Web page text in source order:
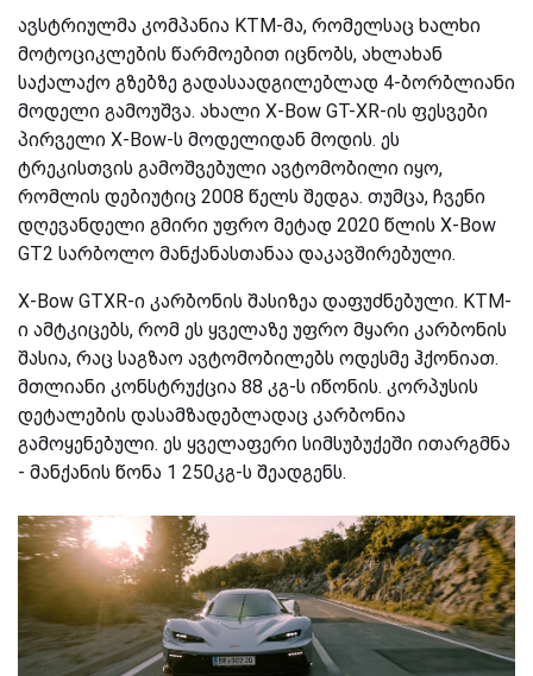
ავსტრიულმა კომპანია KTM-მა, რომელსაც ხალხი
მოტოციკლების წარმოებით იცნობს, ახლახან
საქალაქო გზებზე გადასაადგილებლად 4-ბორბლიანი
მოდელი გამოუშვა. ახალი X-Bow GT-XR-ის ფესვები
პირველი X-Bow-ს მოდელიდან მოდის. ეს
ტრეკისთვის გამოშვებული ავტომობილი იყო,
რომლის დებიუტიც 2008 წელს შედგა. თუმცა, ჩვენი
დღევანდელი გმირი უფრო მეტად 2020 წლის X-Bow
GT2 სარბოლო მანქანასთანაა დაკავშირებული.
X-Bow GTXR-ი კარბონის შასიზეა დაფუძნებული. KTM-
ი ამტკიცებს, რომ ეს ყველაზე უფრო მყარი კარბონის
შასია, რაც საგზაო ავტომობილებს ოდესმე ჰქონიათ.
მთლიანი კონსტრუქცია 88 კგ-ს იწონის. კორპუსის
დეტალების დასამზადებლადაც კარბონია
გამოყენებული. ეს ყველაფერი სიმსუბუქეში ითარგმნა
- მანქანის წონა 1 250კგ-ს შეადგენს.